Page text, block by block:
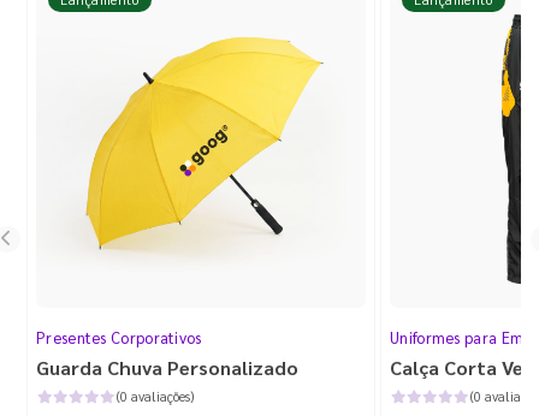
Presentes Corporativos
Guarda Chuva Personalizado
(0 avaliações)
Uniformes para
Calça Corta
(0